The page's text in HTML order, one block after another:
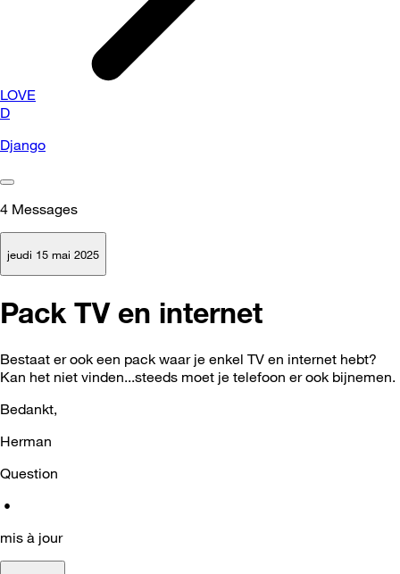
LOVE
D
Django
4 Messages
jeudi 15 mai 2025
Pack TV en internet
Bestaat er ook een pack waar je enkel TV en internet hebt?
Kan het niet vinden...steeds moet je telefoon er ook bijnemen.
Bedankt,
Herman
Question
•
mis à jour